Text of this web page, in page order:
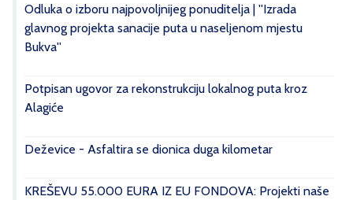
Odluka o izboru najpovoljnijeg ponuditelja | ''Izrada
glavnog projekta sanacije puta u naseljenom mjestu
Bukva''
Potpisan ugovor za rekonstrukciju lokalnog puta kroz
Alagiće
Deževice - Asfaltira se dionica duga kilometar
KREŠEVU 55.000 EURA IZ EU FONDOVA: Projekti naše